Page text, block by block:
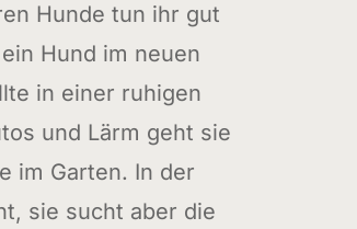
Hunde tun ihr gut
Hund im neuen
in einer ruhigen
und Lärm geht sie
im Garten. In der
sie sucht aber die